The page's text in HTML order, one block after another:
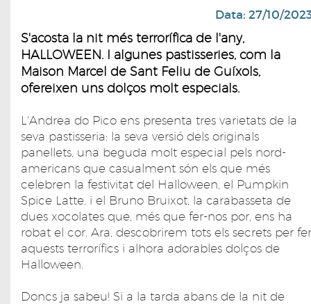
Data: 27/10/
S'acosta la nit més terrorífica de l'any,
HALLOWEEN. I algunes pastisseries, com la
Maison Marcel de Sant Feliu de Guíxols,
ofereixen uns dolços molt especials.
L'Andrea do Pico ens presenta tres varietats de la
seva pastisseria: la seva versió dels originals
panellets, una beguda molt especial pels nord-
americans que casualment són els que més
celebren la festivitat del Halloween, el Pumpkin
Spice Latte, i el Bruno Bruixot, la carabasseta de
dues xocolates que, més que fer-nos por, ens ha
robat el cor. Ara, descobrirem tots els secrets per fer
aquests terrorífics i alhora adorables dolços de
Halloween.
Doncs ja sabeu! Si a la tarda abans de la nit de